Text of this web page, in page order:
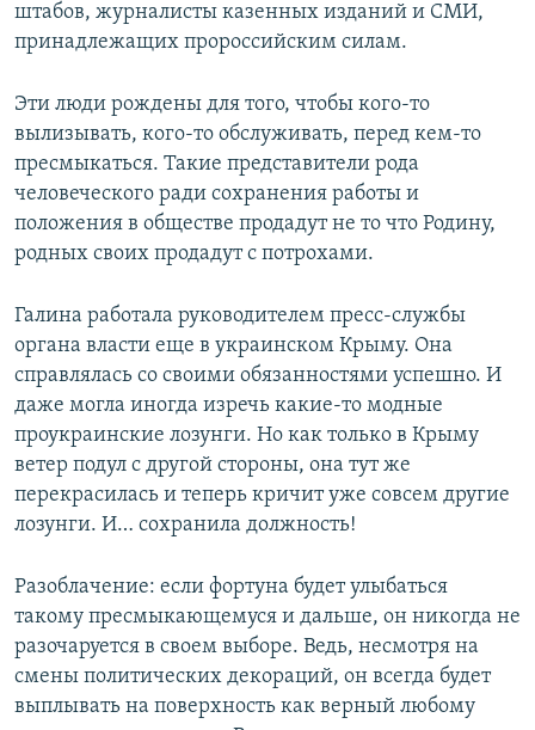
штабов, журналисты казенных изданий и СМИ,
принадлежащих пророссийским силам.
Эти люди рождены для того, чтобы кого-то
вылизывать, кого-то обслуживать, перед кем-то
пресмыкаться. Такие представители рода
человеческого ради сохранения работы и
положения в обществе продадут не то что Родину,
родных своих продадут с потрохами.
Галина работала руководителем пресс-службы
органа власти еще в украинском Крыму. Она
справлялась со своими обязанностями успешно. И
даже могла иногда изречь какие-то модные
проукраинские лозунги. Но как только в Крыму
ветер подул с другой стороны, она тут же
перекрасилась и теперь кричит уже совсем другие
лозунги. И… сохранила должность!
Разоблачение: если фортуна будет улыбаться
такому пресмыкающемуся и дальше, он никогда не
разочаруется в своем выборе. Ведь, несмотря на
смены политических декораций, он всегда будет
выплывать на поверхность как верный любому